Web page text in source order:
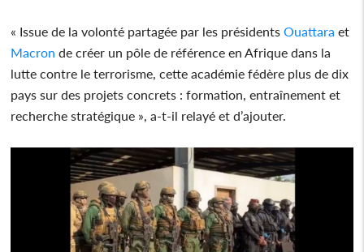
« Issue de la volonté partagée par les présidentsOuattara et
Macron de créer un pôle de référence en Afrique dans la
lutte contre le terrorisme, cette académie fédère plus de dix
pays sur des projets concrets : formation, entraînement et
recherche stratégique », a-t-il relayé et d’ajouter.